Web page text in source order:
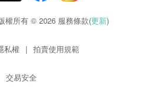
權所有 © 2026 服務條款(更新)
私權 | 拍賣使用規範
交易安全